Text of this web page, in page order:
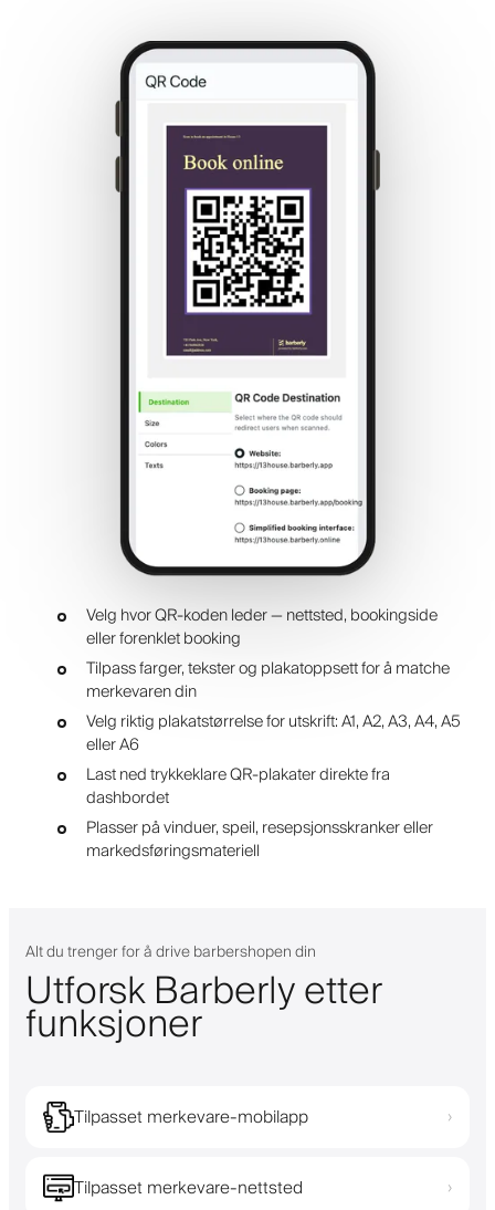
Velg hvor QR-koden leder — nettsted, bookingside
eller forenklet booking
Tilpass farger, tekster og plakatoppsett for å matche
merkevaren din
Velg riktig plakatstørrelse for utskrift: A1, A2, A3, A4, A5
eller A6
Last ned trykkeklare QR-plakater direkte fra
dashbordet
Plasser på vinduer, speil, resepsjonsskranker eller
markedsføringsmateriell
Alt du trenger for å drive barbershopen din
Utforsk Barberly etter
funksjoner
Tilpasset merkevare-mobilapp ›
Tilpasset merkevare-nettsted ›